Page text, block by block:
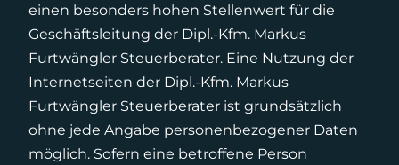
einen besonders hohen Stellenwert für die
Geschäftsleitung der Dipl.-Kfm. Markus
Furtwängler Steuerberater. Eine Nutzung der
Internetseiten der Dipl.-Kfm. Markus
Furtwängler Steuerberater ist grundsätzlich
ohne jede Angabe personenbezogener Daten
möglich. Sofern eine betroffene Person